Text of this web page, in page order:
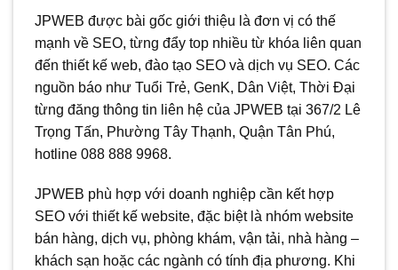
JPWEB được bài gốc giới thiệu là đơn vị có thế
mạnh về SEO, từng đẩy top nhiều từ khóa liên quan
đến thiết kế web, đào tạo SEO và dịch vụ SEO. Các
nguồn báo như Tuổi Trẻ, GenK, Dân Việt, Thời Đại
từng đăng thông tin liên hệ của JPWEB tại 367/2 Lê
Trọng Tấn, Phường Tây Thạnh, Quận Tân Phú,
hotline 088 888 9968.
JPWEB phù hợp với doanh nghiệp cần kết hợp
SEO với thiết kế website, đặc biệt là nhóm website
bán hàng, dịch vụ, phòng khám, vận tải, nhà hàng –
khách sạn hoặc các ngành có tính địa phương. Khi